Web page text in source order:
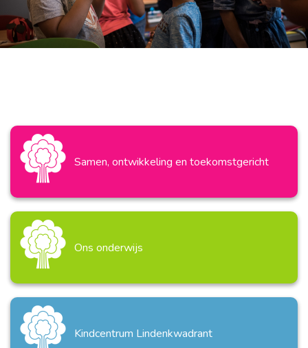
Samen, ontwikkeling en toekomstgericht
Ons onderwijs
Kindcentrum Lindenkwadrant